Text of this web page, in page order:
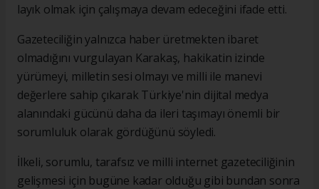
layık olmak için çalışmaya devam edeceğini ifade etti.
Gazeteciliğin yalnızca haber üretmekten ibaret
olmadığını vurgulayan Karakaş, hakikatin izinde
yürümeyi, milletin sesi olmayı ve milli ile manevi
değerlere sahip çıkarak Türkiye'nin dijital medya
alanındaki gücünü daha da ileri taşımayı önemli bir
sorumluluk olarak gördüğünü söyledi.
İlkeli, sorumlu, tarafsız ve milli internet gazeteciliğinin
gelişmesi için bugüne kadar olduğu gibi bundan sonra